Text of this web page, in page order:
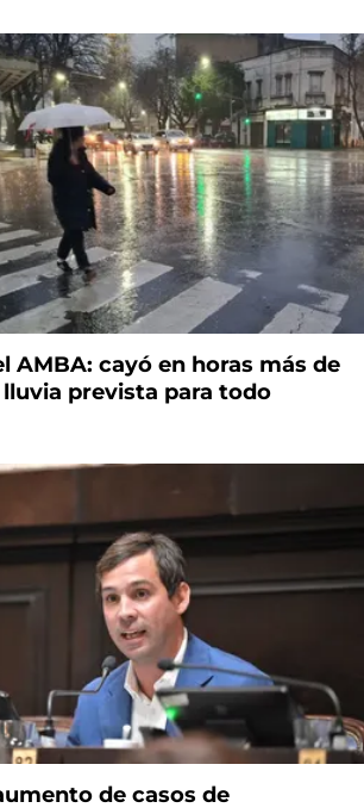
AMBA: cayó en horas más de
prevista para todo
de casos de